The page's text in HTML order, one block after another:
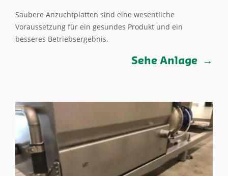
Saubere Anzuchtplatten sind eine wesentliche
Voraussetzung für ein gesundes Produkt und ein
besseres Betriebsergebnis.
Sehe Anlage